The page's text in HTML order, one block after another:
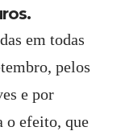
em todas
pelos
e por
o efeito, que